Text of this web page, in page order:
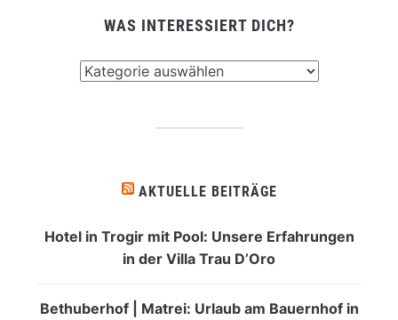
WAS INTERESSIERT DICH?
AKTUELLE BEITRÄGE
Hotel in Trogir mit Pool: Unsere Erfahrungen
in der Villa Trau D’Oro
Bethuberhof | Matrei: Urlaub am Bauernhof in